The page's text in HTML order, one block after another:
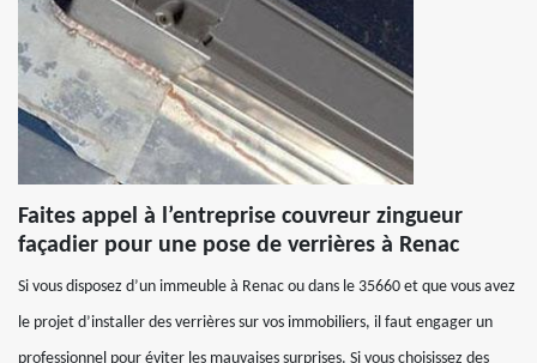
Faites appel à l’entreprise couvreur zingueur
façadier pour une pose de verrières à Renac
Si vous disposez d’un immeuble à Renac ou dans le 35660 et que vous avez
le projet d’installer des verrières sur vos immobiliers, il faut engager un
professionnel pour éviter les mauvaises surprises. Si vous choisissez des